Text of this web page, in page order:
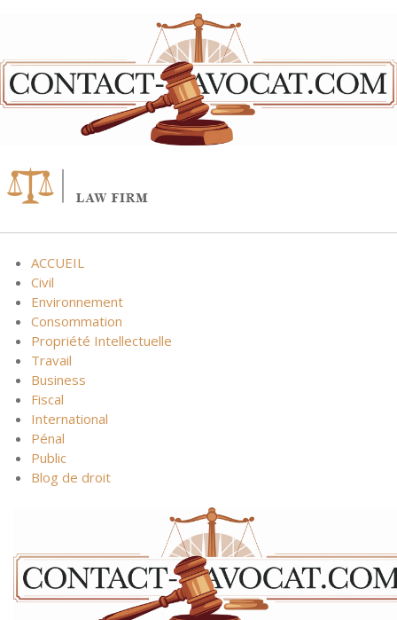
ACCUEIL
Civil
Environnement
Consommation
Propriété Intellectuelle
Travail
Business
Fiscal
International
Pénal
Public
Blog de droit